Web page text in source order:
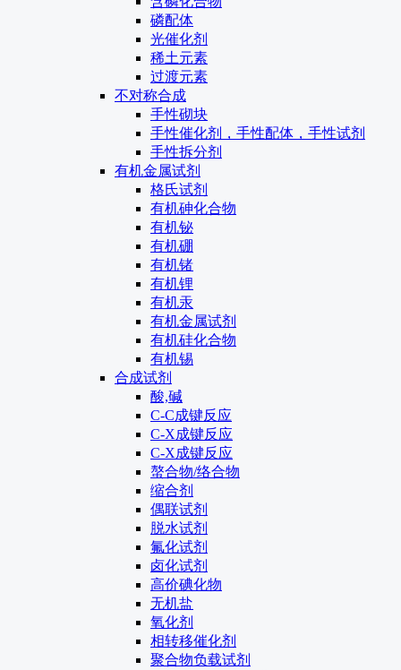
磷配体
光催化剂
稀土元素
过渡元素
不对称合成
手性砌块
手性催化剂，手性配体，手性试剂
手性拆分剂
有机金属试剂
格氏试剂
有机砷化合物
有机铋
有机硼
有机锗
有机锂
有机汞
有机金属试剂
有机硅化合物
有机锡
合成试剂
酸,碱
C-C成键反应
C-X成键反应
C-X成键反应
螯合物/络合物
缩合剂
偶联试剂
脱水试剂
氟化试剂
卤化试剂
高价碘化物
无机盐
氧化剂
相转移催化剂
聚合物负载试剂